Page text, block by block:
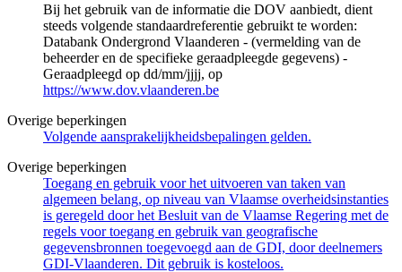
Bij het gebruik van de informatie die DOV aanbiedt, dient
steeds volgende standaardreferentie gebruikt te worden:
Databank Ondergrond Vlaanderen - (vermelding van de
beheerder en de specifieke geraadpleegde gegevens) -
Geraadpleegd op dd/mm/jjjj, op
https://www.dov.vlaanderen.be
Overige beperkingen
Volgende aansprakelijkheidsbepalingen gelden.
Overige beperkingen
Toegang en gebruik voor het uitvoeren van taken van
algemeen belang, op niveau van Vlaamse overheidsinstanties
is geregeld door het Besluit van de Vlaamse Regering met de
regels voor toegang en gebruik van geografische
gegevensbronnen toegevoegd aan de GDI, door deelnemers
GDI-Vlaanderen. Dit gebruik is kosteloos.